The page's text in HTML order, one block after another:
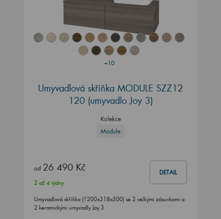
+10
Umyvadlová skříňka MODULE SZZ12
120 (umyvadlo Joy 3)
Kolekce
Module
od 26 490 Kč DETAIL
2 až 4 týdny
Umyvadlová skříňka (1200x318x500) se 2 velkými zásuvkami a
2 keramickými umyvadly Joy 3